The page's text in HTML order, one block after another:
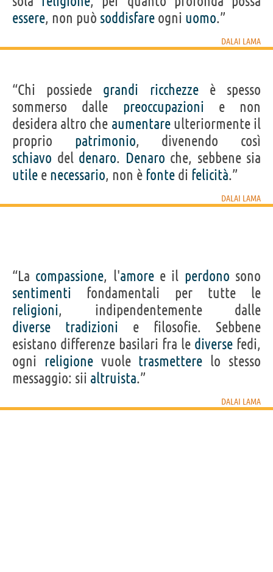
essere, non può soddisfare ogni uomo.”
DALAI LAMA
“Chi possiede grandi ricchezzeè spesso
sommerso dalle preoccupazioni e non
desidera altro che aumentareulteriormente il
proprio patrimonio, divenendo così
schiavo del denaro. Denaro che, sebbene sia
utile e necessario, non è fonte di felicità.”
DALAI LAMA
“La compassione, l'amoree il perdono sono
sentimenti fondamentali per tutte le
religioni, indipendentemente dalle
diverse
tradizioni e filosofie. Sebbene
esistano differenze basilari fra le diverse fedi,
ogni religionevuole trasmettere lo stesso
messaggio: sii altruista.”
DALAI LAMA